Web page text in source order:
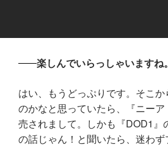
楽しんでいらっしゃいますね。
はい、もうどっぷりです。そこ
のかなと思っていたら、『ニー
売されまして。しかも『DOD1』
の話じゃん！と聞いたら、迷わず